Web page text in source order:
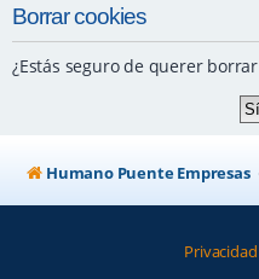
Borrar cookies
¿Estás seguro de querer
Humano Puente Empresas
Privacidad